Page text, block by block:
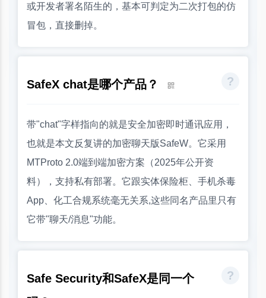
或开发者署名陌生的，基本可判定为二次打包的仿
冒包，直接删掉。
SafeX chat是哪个产品？
带"chat"字样指向的就是安全加密即时通讯应用，
也就是本文反复讲的加密聊天版SafeW。它采用
MTProto 2.0端到端加密方案（2025年公开资
料），支持私有部署。它跟实体保险柜、手机杀毒
App、化工合规系统毫无关系,这些同名产品里只有
它带"聊天/消息"功能。
Safe Security和SafeX是同一个